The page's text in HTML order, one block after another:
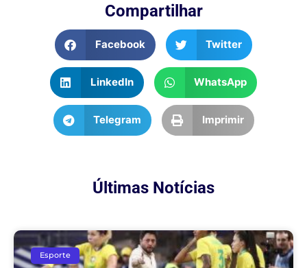
Compartilhar
Facebook Twitter
LinkedIn WhatsApp
Telegram Imprimir
Últimas Notícias
Esporte